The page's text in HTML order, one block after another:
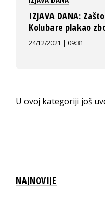
IZJAVA DANA:
Kolubare plakao
24/12/2021 | 09:31
U ovoj kategoriji još
NAJNOVIJE